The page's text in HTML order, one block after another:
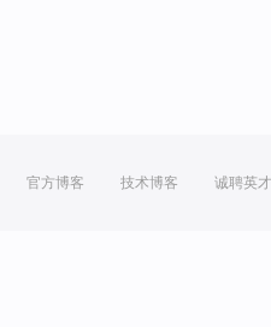
官方博客 技术博客 诚聘英才